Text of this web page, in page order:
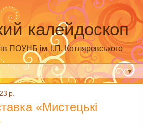
калейдоскоп
ПОУНБ ім. І.П. Котляревського
▼
р.
«Мистецькі